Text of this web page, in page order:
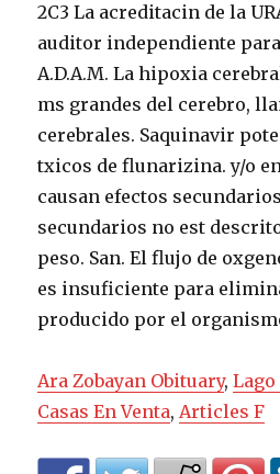
2C3 La acreditacin de la
auditor independiente
A.D.A.M. La hipoxia
ms grandes del cerebro,
cerebrales. Saquinavir
txicos de flunarizina. y/o
causan efectos
secundarios no est
peso. San. El flujo de
es insuficiente para
producido por el
Ara Zobayan Obituary,Lago
Casas En Venta,Articles F